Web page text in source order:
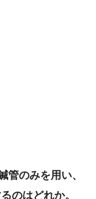
のみを用い、
のはどれか。